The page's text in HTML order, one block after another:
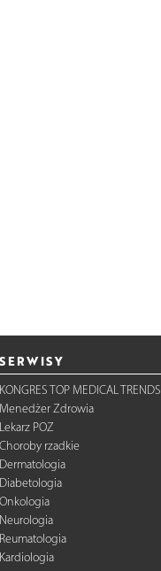
SERWISY
KONGRES TOP MEDICAL TRENDS
Menedżer Zdrowia
Lekarz POZ
Choroby rzadkie
Dermatologia
Diabetologia
Onkologia
Neurologia
Reumatologia
Kardiologia